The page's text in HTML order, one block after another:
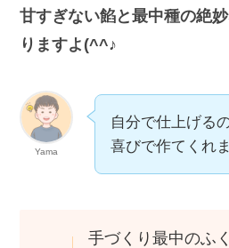
甘すぎない餡と最中種の絶
りますよ(^^♪
Yama
自分で仕上げる
喜びで作てくれ
手づくり最中のふ